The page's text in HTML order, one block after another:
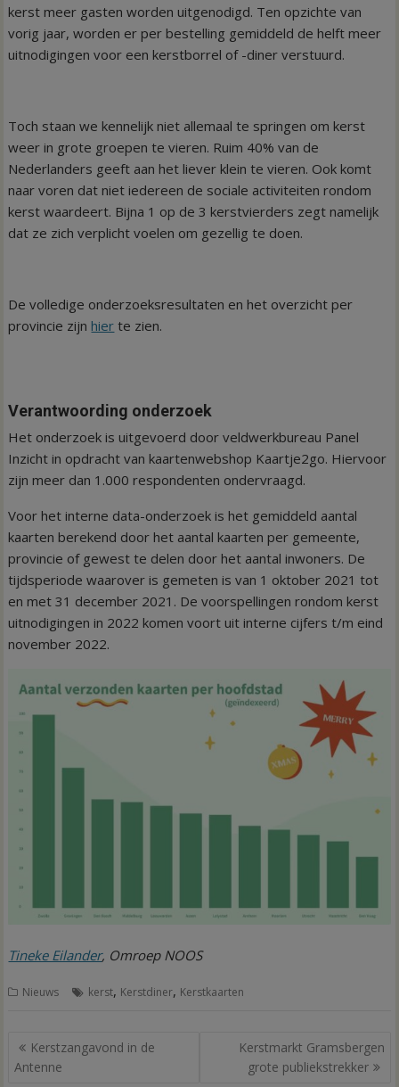
kerst meer gasten worden uitgenodigd. Ten opzichte van
vorig jaar, worden er per bestelling gemiddeld de helft meer
uitnodigingen voor een kerstborrel of -diner verstuurd.
Toch staan we kennelijk niet allemaal te springen om kerst
weer in grote groepen te vieren. Ruim 40% van de
Nederlanders geeft aan het liever klein te vieren. Ook komt
naar voren dat niet iedereen de sociale activiteiten rondom
kerst waardeert. Bijna 1 op de 3 kerstvierders zegt namelijk
dat ze zich verplicht voelen om gezellig te doen.
De volledige onderzoeksresultaten en het overzicht per
provincie zijnhier te zien.
Verantwoording onderzoek
Het onderzoek is uitgevoerd door veldwerkbureau Panel
Inzicht in opdracht van kaartenwebshop Kaartje2go. Hiervoor
zijn meer dan 1.000 respondenten ondervraagd.
Voor het interne data-onderzoek is het gemiddeld aantal
kaarten berekend door het aantal kaarten per gemeente,
provincie of gewest te delen door het aantal inwoners. De
tijdsperiode waarover is gemeten is van 1 oktober 2021 tot
en met 31 december 2021. De voorspellingen rondom kerst
uitnodigingen in 2022 komen voort uit interne cijfers t/m eind
november 2022.
Tineke Eilander, Omroep NOOS
Nieuws kerst, Kerstdiner, Kerstkaarten
Bericht
navigatie
Kerstzangavond in de
Antenne
Kerstmarkt Gramsbergen
grote publiekstrekker